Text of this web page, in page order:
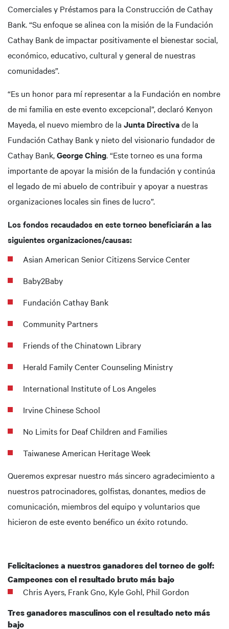
Comerciales y Préstamos para la Construcción de Cathay
Bank. “Su enfoque se alinea con la misión de la Fundación
Cathay Bank de impactar positivamente el bienestar social,
económico, educativo, cultural y general de nuestras
comunidades”.
“Es un honor para mí representar a la Fundación en nombre
de mi familia en este evento excepcional”, declaró Kenyon
Mayeda, el nuevo miembro de la Junta Directivade la
Fundación Cathay Bank y nieto del visionario fundador de
Cathay Bank,George Ching. “Este torneo es una forma
importante de apoyar la misión de la fundación y continúa
el legado de mi abuelo de contribuir y apoyar a nuestras
organizaciones locales sin fines de lucro”.
Los fondos recaudados en este torneo beneficiarán a las
siguientes organizaciones/causas:
Asian American Senior Citizens Service Center
Baby2Baby
Fundación Cathay Bank
Community Partners
Friends of the Chinatown Library
Herald Family Center Counseling Ministry
International Institute of Los Angeles
Irvine Chinese School
No Limits for Deaf Children and Families
Taiwanese American Heritage Week
Queremos expresar nuestro más sincero agradecimiento a
nuestros patrocinadores, golfistas, donantes, medios de
comunicación, miembros del equipo y voluntarios que
hicieron de este evento benéfico un éxito rotundo.
Felicitaciones a nuestros ganadores del torneo de golf:
Campeones con el resultado bruto más bajo
Chris Ayers, Frank Gno, Kyle Gohl, Phil Gordon
Tres ganadores masculinos con el resultado neto más
bajo